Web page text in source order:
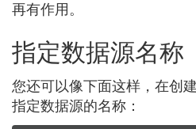
再有作用。
指定数据源名称
您还可以像下面这样，在创
指定数据源的名称：